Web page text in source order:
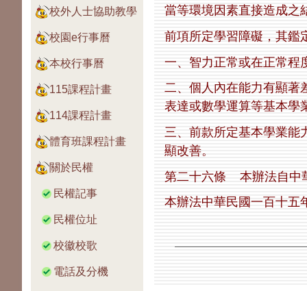
校外人士協助教學
校園e行事曆
本校行事曆
115課程計畫
114課程計畫
體育班課程計畫
關於民權
民權記事
民權位址
校徽校歌
電話及分機
當等環境因素直接造成之
前項所定學習障礙，其鑑
一、智力正常或在正常程
二、個人內在能力有顯著
表達或數學運算等基本學
三、前款所定基本學業能
顯改善。
第二十六條 本辦法自中
本辦法中華民國一百十五